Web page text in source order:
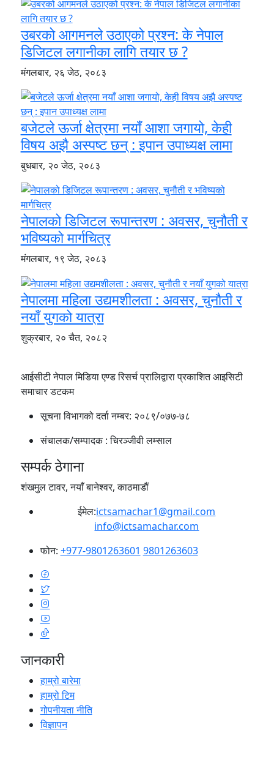
उबरको आगमनले उठाएको प्रश्न: के नेपाल
डिजिटल लगानीका लागि तयार छ ?
मंगलबार, २६ जेठ, २०८३
बजेटले ऊर्जा क्षेत्रमा नयाँ आशा जगायो, केही
विषय अझै अस्पष्ट छन् : इपान उपाध्यक्ष लामा
बुधबार, २० जेठ, २०८३
नेपालको डिजिटल रूपान्तरण : अवसर, चुनौती र
भविष्यको मार्गचित्र
मंगलबार, १९ जेठ, २०८३
नेपालमा महिला उद्यमशीलता : अवसर, चुनौती र
नयाँ युगको यात्रा
शुक्रबार, २० चैत, २०८२
आईसीटी नेपाल मिडिया एण्ड रिसर्च प्रालिद्वारा प्रकाशित आइसिटी
समाचार डटकम
सूचना विभागको दर्ता नम्बर: २०८९/०७७-७८
संचालक/सम्पादक :चिरञ्जीवी लम्साल
सम्पर्क ठेगाना
शंखमुल टावर, नयाँ बानेश्वर, काठमाडौं
ईमेल:ictsamachar1@gmail.com
info@ictsamachar.com
फोन: +977-9801263601 9801263603
जानकारी
हाम्रो बारेमा
हाम्रो टिम
गोपनीयता नीति
विज्ञापन